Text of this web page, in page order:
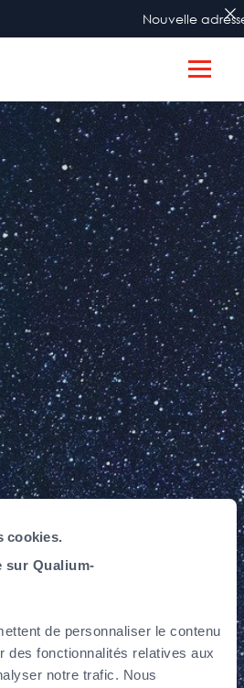
cookies.
sur Qualium-
de personnaliser le contenu
des fonctionnalités relatives aux
notre trafic. Nous
accélère
Nouvelle